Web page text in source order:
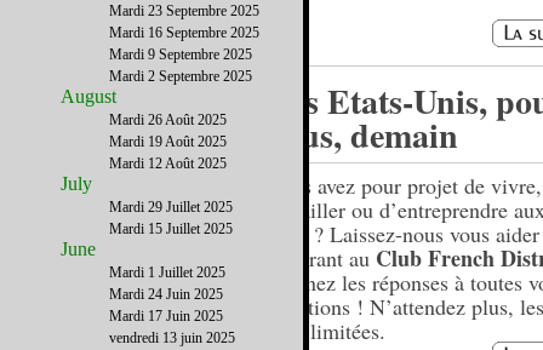
Les Etats-Unis,
vous, demain
Vous avez pour projet de
travailler ou d’entreprendre
Unis ? Laissez-nous vous
adhérant au Club French
obtenez les réponses à toutes
questions ! N’attendez plus,
sont limitées.
Mardi 23 Septembre 2025
Mardi 16 Septembre 2025
Mardi 9 Septembre 2025
Mardi 2 Septembre 2025
August
Mardi 26 Août 2025
Mardi 19 Août 2025
Mardi 12 Août 2025
July
Mardi 29 Juillet 2025
Mardi 15 Juillet 2025
June
Mardi 1 Juillet 2025
Mardi 24 Juin 2025
Mardi 17 Juin 2025
vendredi 13 juin 2025